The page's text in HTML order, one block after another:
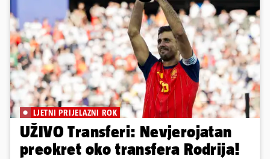
LJETNI PRIJELAZNI ROK
UŽIVO Transferi: Nevjerojatan
preokret oko transfera Rodrija!